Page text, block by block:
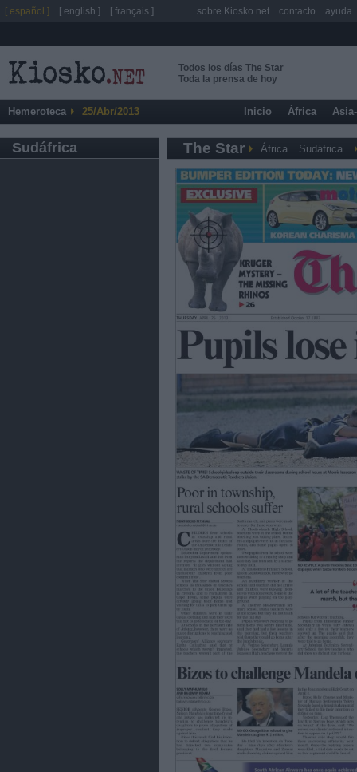
Todos los días The Star
Toda la prensa de hoy
Hemeroteca 25/Abr/2013 Inicio África
Sudáfrica The Star África Sudáfrica
[ español ] [ english ] [ français ] sobre Kiosko.net contacto ayuda